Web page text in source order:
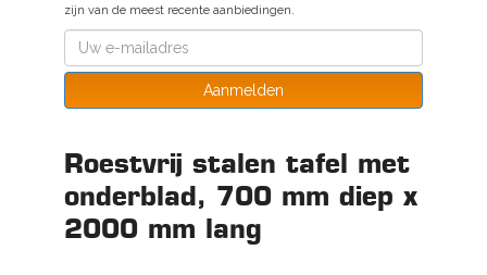
zijn van de meest recente aanbiedingen.
Aanmelden
Roestvrij stalen tafel met
onderblad, 700 mm diep x
2000 mm lang